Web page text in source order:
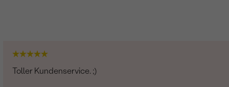
Toller Kundenservice. ;)